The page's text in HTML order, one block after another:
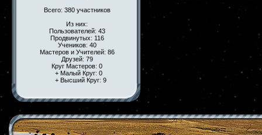
Всего: 380 участников
Из них:
Пользователей: 43
Продвинутых: 116
Учеников: 40
Мастеров и Учителей: 86
Друзей: 79
Круг Мастеров: 0
+ Малый Круг: 0
+ Высший Круг: 9